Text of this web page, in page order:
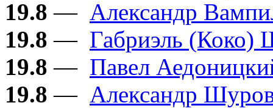
19.8 — Александр
19.8 — Габриэль (Коко)
19.8 — Павел
19.8 — Александр